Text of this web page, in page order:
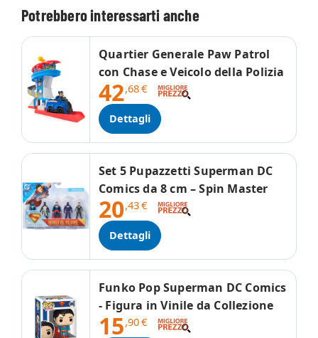
Potrebbero interessarti anche
Quartier Generale Paw Patrol
con Chase e Veicolo della Polizia
42,68€
Dettagli
Set 5 Pupazzetti Superman DC
Comics da 8 cm – Spin Master
20,43€
Dettagli
Funko Pop Superman DC Comics
- Figura in Vinile da Collezione
15,90€